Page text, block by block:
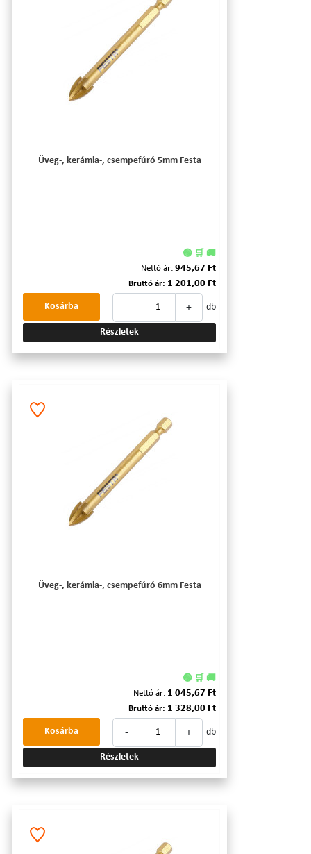
Üveg-, kerámia-, csempefúró 5mm Festa
🟢 🛒 🚚
Nettó ár: 945,67 Ft
Bruttó ár: 1 201,00 Ft
- + db
Kosárba
Részletek
Üveg-, kerámia-, csempefúró 6mm Festa
🟢 🛒 🚚
Nettó ár: 1 045,67 Ft
Bruttó ár: 1 328,00 Ft
- + db
Kosárba
Részletek